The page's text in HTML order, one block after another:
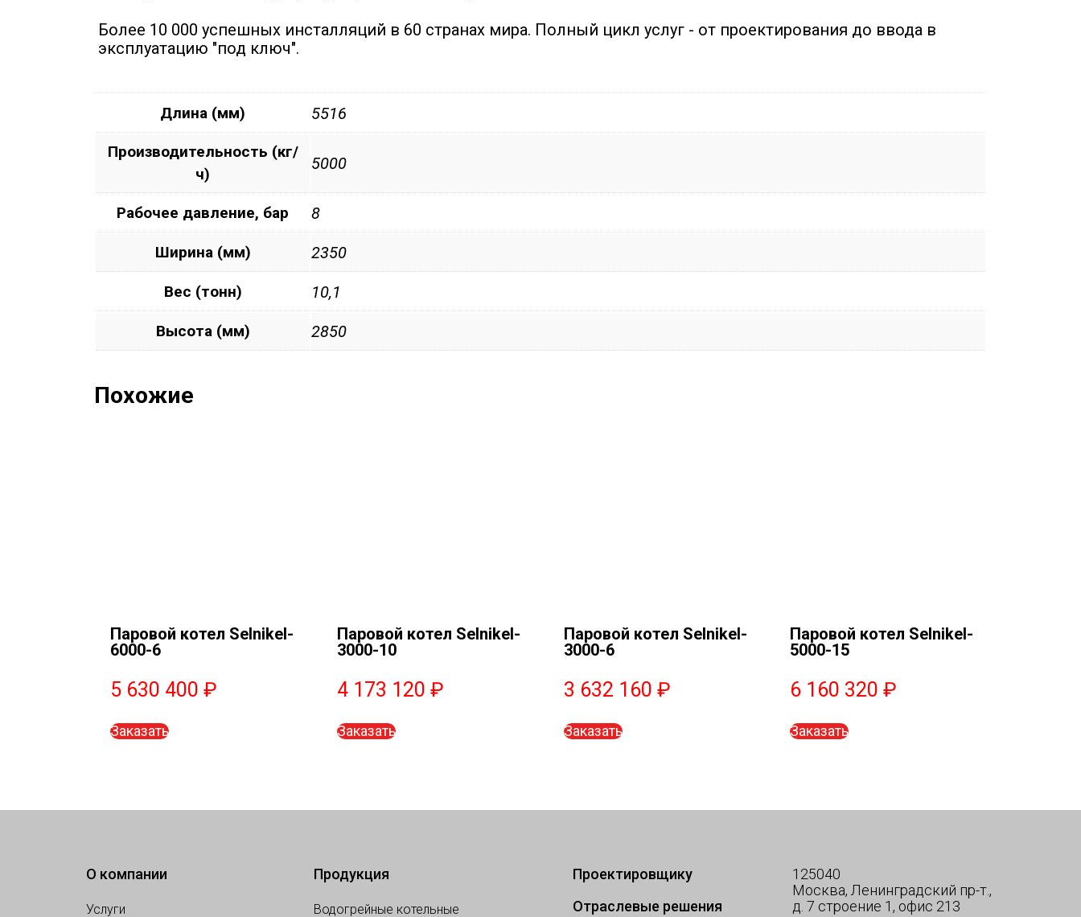
Более 10 000 успешных инсталляций в 60 странах мира. Полный цикл услуг - от проектирования до ввода в
эксплуатацию "под ключ".
Длина (мм) 5516
Производительность (кг/
ч)
5000
Рабочее давление, бар 8
Ширина (мм) 2350
Вес (тонн) 10,1
Высота (мм) 2850
Похожие
Паровой котел Selnikel-
6000-6
5 630 400 ₽
Заказать
Паровой котел Selnikel-
3000-10
4 173 120 ₽
Заказать
Паровой котел Selnikel-
3000-6
3 632 160 ₽
Заказать
Паровой котел Selnikel-
5000-15
6 160 320₽
Заказать
О компании
Услуги
Продукция
Водогрейные котельные
Проектировщику
Отраслевые решения
125040
Москва, Ленинградский пр-т.,
д. 7 строение 1, офис 213